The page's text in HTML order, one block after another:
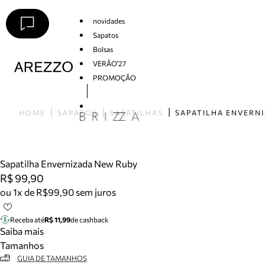
novidades
Sapatos
Bolsas
VERÃO'27
PROMOÇÃO
HOME SAPATOS SAPATILHAS
Sapatilha Envernizada New Ruby
R$ 99,90
ou 1x de R$99,90 sem juros
Receba atéR$ 11,99de cashback
Saiba mais
Tamanhos
GUIA DE TAMANHOS